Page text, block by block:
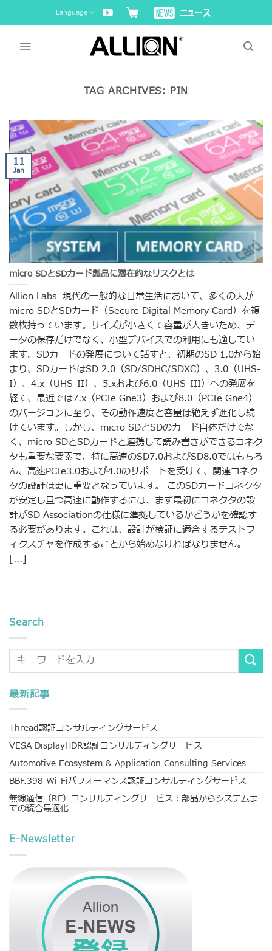
to
Language
TAG ARCHIVES: PIN
micro SDとSDカード製品に潜在的なリスクとは
Allion Labs 現代の一般的な日常生活において、多くの人が
micro SDとSDカード（Secure Digital Memory Card）を複
数枚持っています。サイズが小さくて容量が大きいため、デ
ータの保存だけでなく、小型デバイスでの利用にも適してい
ます。SDカードの発展について話すと、初期のSD 1.0から始
まり、SDカードはSD 2.0（SD/SDHC/SDXC）、3.0（UHS-
I）、4.x（UHS-II）、5.xおよび6.0（UHS-III）への発展を
経て、最近では7.x（PCIe Gne3）および8.0（PCIe Gne4）
のバージョンに至り、その動作速度と容量は絶えず進化し続
けています。しかし、micro SDとSDのカード自体だけでな
く、micro SDとSDカードと連携して読み書きができるコネク
タも重要な要素で、特に高速のSD7.0およびSD8.0ではもちろ
ん、高速PCIe3.0および4.0のサポートを受けて、関連コネク
タの設計は更に重要となっています。 このSDカードコネクタ
が安定し且つ高速に動作するには、まず最初にコネクタの設
計がSD Associationの仕様に準拠しているかどうかを確認す
る必要があります。これは、設計が検証に適合するテストフ
ィクスチャを作成することから始めなければなりません。
[...]
11
Jan
Search
最新記事
Thread認証コンサルティングサービス
VESA DisplayHDR認証コンサルティングサービス
Automotive Ecosystem & Application Consulting Services
BBF.398 Wi-Fiパフォーマンス認証コンサルティングサービス
無線通信（RF）コンサルティングサービス：部品からシステムま
での統合最適化
E-Newsletter